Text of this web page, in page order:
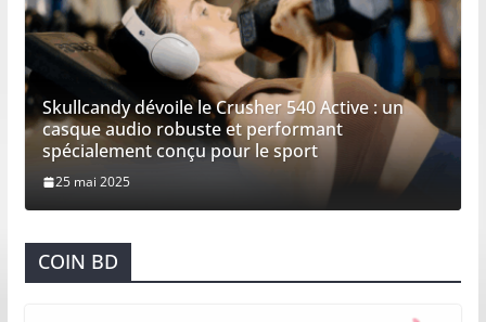
Skullcandy dévoile le Crusher 540 Active : un
casque audio robuste et performant
spécialement conçu pour le sport
25 mai 2025
COIN BD